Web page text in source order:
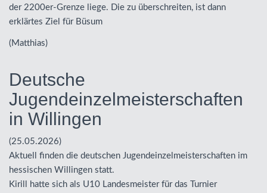
der 2200er-Grenze liege. Die zu überschreiten, ist dann
erklärtes Ziel für Büsum
(Matthias)
Deutsche
Jugendeinzelmeisterschaften
in Willingen
(25.05.2026)
Aktuell finden die deutschen Jugendeinzelmeisterschaften im
hessischen Willingen statt.
Kirill hatte sich als U10 Landesmeister für das Turnier